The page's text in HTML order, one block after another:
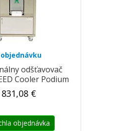
odšťavovač
Cooler Podium
€
objednávka